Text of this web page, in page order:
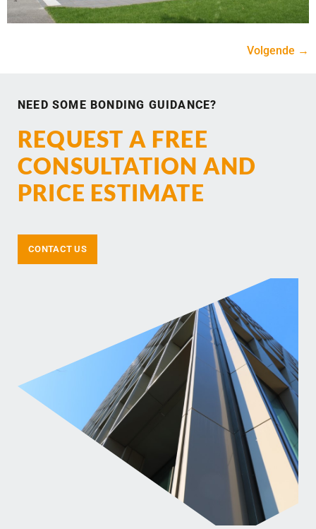
Volgende →
NEED SOME BONDING GUIDANCE?
REQUEST A FREE
CONSULTATION AND
PRICE ESTIMATE
CONTACT US